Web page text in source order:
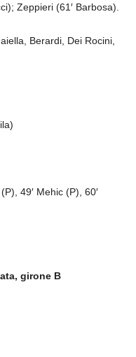
Zeppieri (61′ Barbosa).
Berardi, Dei Rocini,
49′ Mehic (P), 60′
girone B